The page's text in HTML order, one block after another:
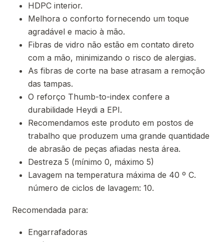
HDPC interior.
Melhora o conforto fornecendo um toque
agradável e macio à mão.
Fibras de vidro não estão em contato direto
com a mão, minimizando o risco de alergias.
As fibras de corte na base atrasam a remoção
das tampas.
O reforço Thumb-to-index confere a
durabilidade Heydi a EPI.
Recomendamos este produto em postos de
trabalho que produzem uma grande quantidade
de abrasão de peças afiadas nesta área.
Destreza 5 (mínimo 0, máximo 5)
Lavagem na temperatura máxima de 40 º C.
número de ciclos de lavagem: 10.
Recomendada para:
Engarrafadoras